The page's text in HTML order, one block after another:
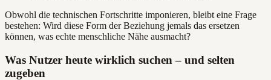
Obwohl die technischen Fortschritte imponieren, bleibt eine Frage
bestehen: Wird diese Form der Beziehung jemals das ersetzen
können, was echte menschliche Nähe ausmacht?
Was Nutzer heute wirklich suchen – und selten
zugeben